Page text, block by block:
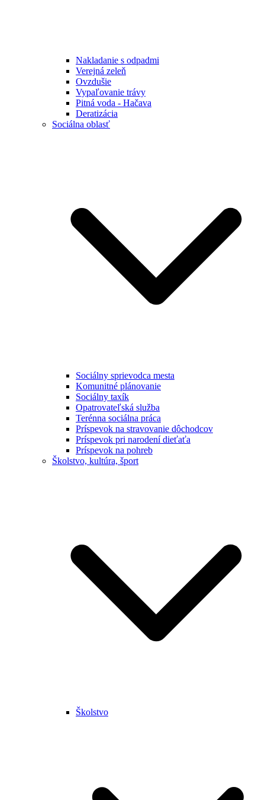
Nakladanie s odpadmi
Verejná zeleň
Ovzdušie
Vypaľovanie trávy
Pitná voda - Hačava
Deratizácia
Sociálna oblasť
Sociálny sprievodca mesta
Komunitné plánovanie
Sociálny taxík
Opatrovateľská služba
Terénna sociálna práca
Príspevok na stravovanie dôchodcov
Príspevok pri narodení dieťaťa
Príspevok na pohreb
Školstvo, kultúra, šport
Školstvo